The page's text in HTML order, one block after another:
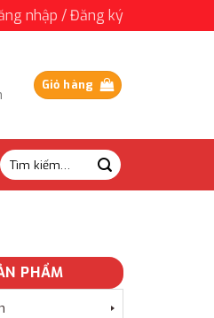
nhập / Đăng ký
Giỏ hàng
Tìm
kiếm:
PHẨM